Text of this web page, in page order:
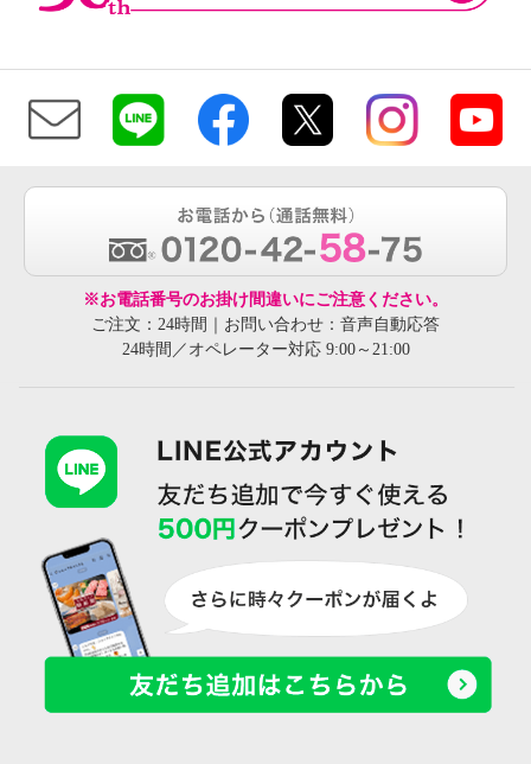
※お電話番号のお掛け間違いにご注意ください。
ご注文：24時間｜お問い合わせ：音声自動応答
24時間／オペレーター対応 9:00～21:00